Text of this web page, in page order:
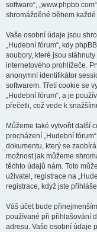
software“,
shromážděné během každé
Vaše osobní údaje jsou
„Hudební fórum“, kdy
soubory, které jsou
internetového prohlížeče.
anonymní identifikátor
softwarem. Třetí cookie se
„Hudební fórum“, a je
přečetli, což vede k
Můžeme také vytvořit další
procházení „Hudební
dokumentu, který se
možnost jak můžeme
těchto údajů nám. Toto
uživatel, registrace na
registrace, když jste
Váš účet bude
používané při přihlašování
adresu. Vaše osobní údaje